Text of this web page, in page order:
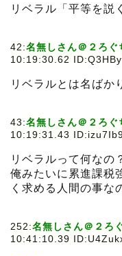
リベラル「平等を説
42:名無しさん＠２ろぐ
10:19:30.62
リベラルとは名ばか
43:名無しさん＠２ろぐ
10:19:31.43
リベラルって何なの
俺みたいに累進課税
く求める人間の事な
252:名無しさん＠２ろ
10:41:10.39